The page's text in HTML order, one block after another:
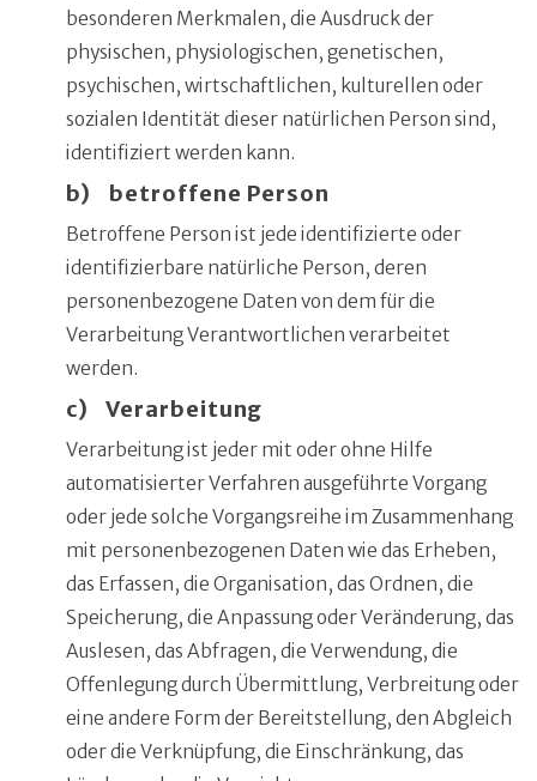
besonderen Merkmalen, die Ausdruck der
physischen, physiologischen, genetischen,
psychischen, wirtschaftlichen, kulturellen oder
sozialen Identität dieser natürlichen Person sind,
identifiziert werden kann.
b) betroffene Person
Betroffene Person ist jede identifizierte oder
identifizierbare natürliche Person, deren
personenbezogene Daten von dem für die
Verarbeitung Verantwortlichen verarbeitet
werden.
c) Verarbeitung
Verarbeitung ist jeder mit oder ohne Hilfe
automatisierter Verfahren ausgeführte Vorgang
oder jede solche Vorgangsreihe im Zusammenhang
mit personenbezogenen Daten wie das Erheben,
das Erfassen, die Organisation, das Ordnen, die
Speicherung, die Anpassung oder Veränderung, das
Auslesen, das Abfragen, die Verwendung, die
Offenlegung durch Übermittlung, Verbreitung oder
eine andere Form der Bereitstellung, den Abgleich
oder die Verknüpfung, die Einschränkung, das